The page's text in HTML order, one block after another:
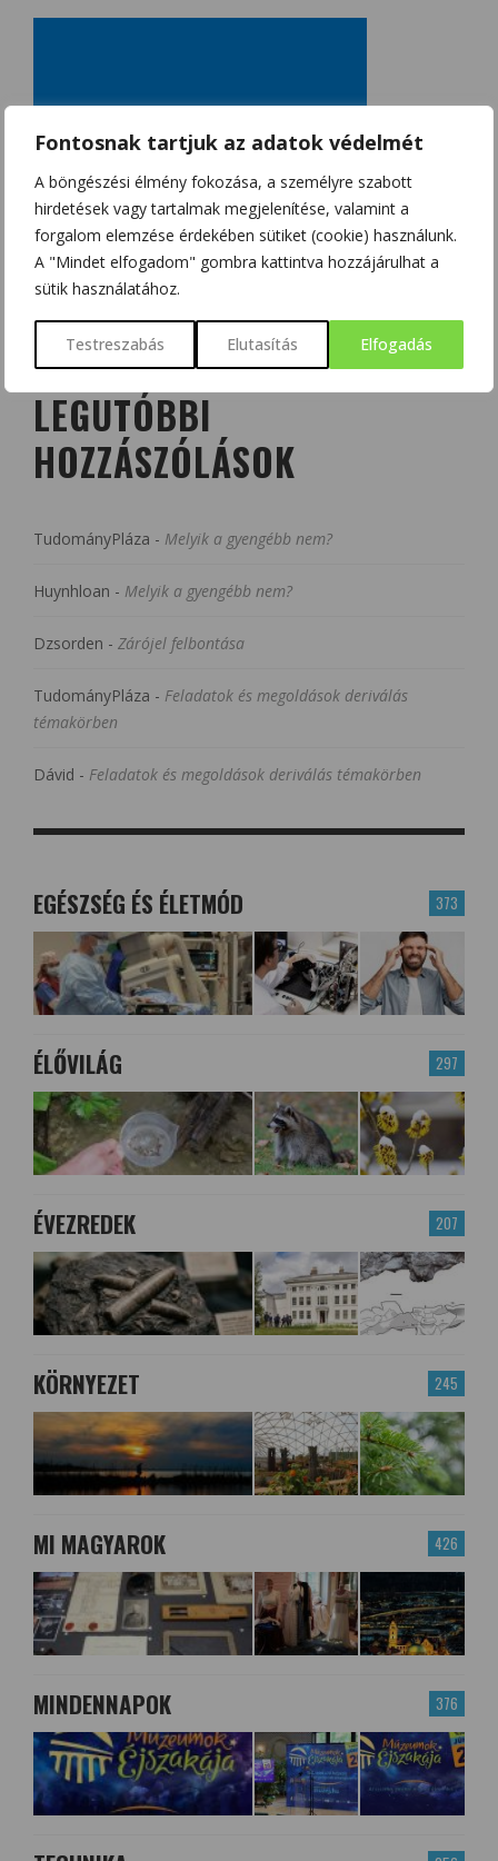
Fontosnak tartjuk az adatok védelmét
A böngészési élmény fokozása, a személyre szabott
hirdetések vagy tartalmak megjelenítése, valamint a
forgalom elemzése érdekében sütiket (cookie) használunk.
A "Mindet elfogadom" gombra kattintva hozzájárulhat a
sütik használatához.
Testreszabás Elutasítás Elfogadás
LEGUTÓBBI
HOZZÁSZÓLÁSOK
TudományPláza - Melyik a gyengébb nem?
Huynhloan - Melyik a gyengébb nem?
Dzsorden - Zárójel felbontása
TudományPláza - Feladatok és megoldások deriválás
témakörben
Dávid - Feladatok és megoldások deriválás témakörben
373
EGÉSZSÉG ÉS ÉLETMÓD
297
ÉLŐVILÁG
207
ÉVEZREDEK
245
KÖRNYEZET
426
MI MAGYAROK
376
MINDENNAPOK